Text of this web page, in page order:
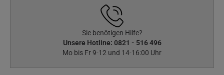
Sie benötigen Hilfe?
Unsere Hotline: 0821 - 516 496
Mo bis Fr 9-12 und 14-16:00 Uhr